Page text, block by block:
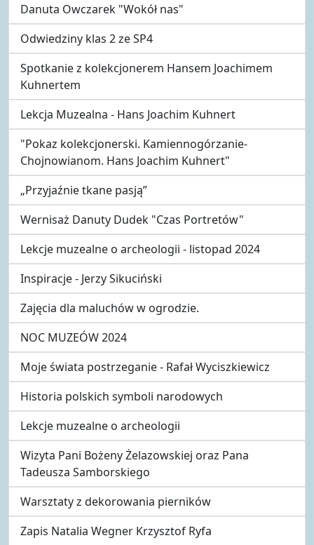
Danuta Owczarek "Wokół nas"
Odwiedziny klas 2 ze SP4
Spotkanie z kolekcjonerem Hansem Joachimem
Kuhnertem
Lekcja Muzealna - Hans Joachim Kuhnert
"Pokaz kolekcjonerski. Kamiennogórzanie-
Chojnowianom. Hans Joachim Kuhnert"
„Przyjaźnie tkane pasją”
Wernisaż Danuty Dudek "Czas Portretów"
Lekcje muzealne o archeologii - listopad 2024
Inspiracje - Jerzy Sikuciński
Zajęcia dla maluchów w ogrodzie.
NOC MUZEÓW 2024
Moje świata postrzeganie - Rafał Wyciszkiewicz
Historia polskich symboli narodowych
Lekcje muzealne o archeologii
Wizyta Pani Bożeny Żelazowskiej oraz Pana
Tadeusza Samborskiego
Warsztaty z dekorowania pierników
Zapis Natalia Wegner Krzysztof Ryfa